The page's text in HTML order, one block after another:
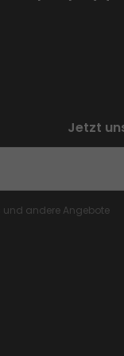
Jetzt
und andere Angebote